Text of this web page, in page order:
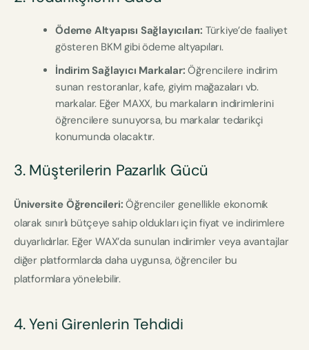
Ödeme Altyapısı Sağlayıcıları: Türkiye’de faaliyet
gösteren BKM gibi ödeme altyapıları.
İndirim Sağlayıcı Markalar: Öğrencilere indirim
sunan restoranlar, kafe, giyim mağazaları vb.
markalar. Eğer MAXX, bu markaların indirimlerini
öğrencilere sunuyorsa, bu markalar tedarikçi
konumunda olacaktır.
3. Müşterilerin Pazarlık Gücü
Üniversite Öğrencileri: Öğrenciler genellikle ekonomik
olarak sınırlı bütçeye sahip oldukları için fiyat ve indirimlere
duyarlıdırlar. Eğer WAX’da sunulan indirimler veya avantajlar
diğer platformlarda daha uygunsa, öğrenciler bu
platformlara yönelebilir.
4. Yeni Girenlerin Tehdidi